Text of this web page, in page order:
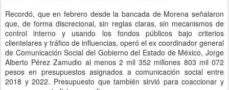
Recordó, que en febrero desde la bancada de Morena señalaron
que, de forma discrecional, sin reglas claras, sin mecanismos de
control interno y usando los fondos públicos bajo criterios
clientelares y tráfico de influencias, operó el ex coordinador general
de Comunicación Social del Gobierno del Estado de México, Jorge
Alberto Pérez Zamudio al menos 2 mil 352 millones 803 mil 072
pesos en presupuestos asignados a comunicación social entre
2018 y 2022. Presupuesto que también sirvió para coaccionar y